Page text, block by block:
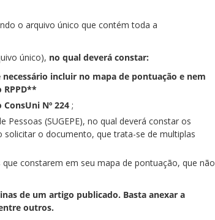
o arquivo único que contém toda a
único), no qual deverá constar:
incluir no mapa de pontuação e nem
ConsUni Nº 224 ;
(SUGEPE), no qual deverá constar os
solicitar o documento, que trata-se de multiplas
constarem em seu mapa de pontuação, que não
de um artigo publicado. Basta anexar a
outros.